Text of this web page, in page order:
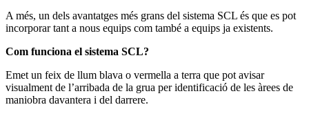
A més, un dels avantatges més grans del sistema SCL és que es pot
incorporar tant a nous equips com també a equips ja existents.
Com funciona el sistema SCL?
Emet un feix de llum blava o vermella a terra que pot avisar
visualment de l’arribada de la grua per identificació de les àrees de
maniobra davantera i del darrere.